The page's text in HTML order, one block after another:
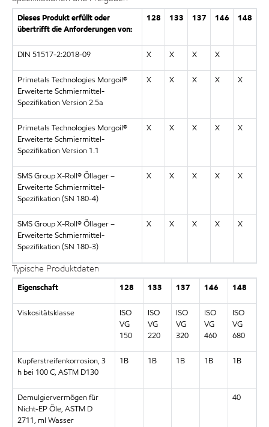
Dieses Produkt erfüllt oder
übertrifft die Anforderungen von:
128 133 137 146 148
DIN 51517-2:2018-09 X X X X
Primetals Technologies Morgoil®
Erweiterte Schmiermittel-
Spezifikation Version 2.5a
X X X X X
Primetals Technologies Morgoil®
Erweiterte Schmiermittel-
Spezifikation Version 1.1
X X X X X
SMS Group X-Roll® Öllager –
Erweiterte Schmiermittel-
Spezifikation (SN 180-4)
X X X X X
SMS Group X-Roll® Öllager –
Erweiterte Schmiermittel-
Spezifikation (SN 180-3)
X X X X X
Typische Produktdaten
Eigenschaft 128 133 137 146 148
Viskositätsklasse
ISO
VG
150
ISO
VG
220
ISO
VG
320
ISO
VG
460
ISO
VG
680
Kupferstreifenkorrosion, 3
h bei 100 C, ASTM D130
1B 1B 1B 1B 1B
Demulgiervermögen für
Nicht-EP Öle, ASTM D
2711, ml Wasser
40